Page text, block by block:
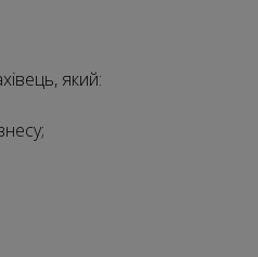
який: